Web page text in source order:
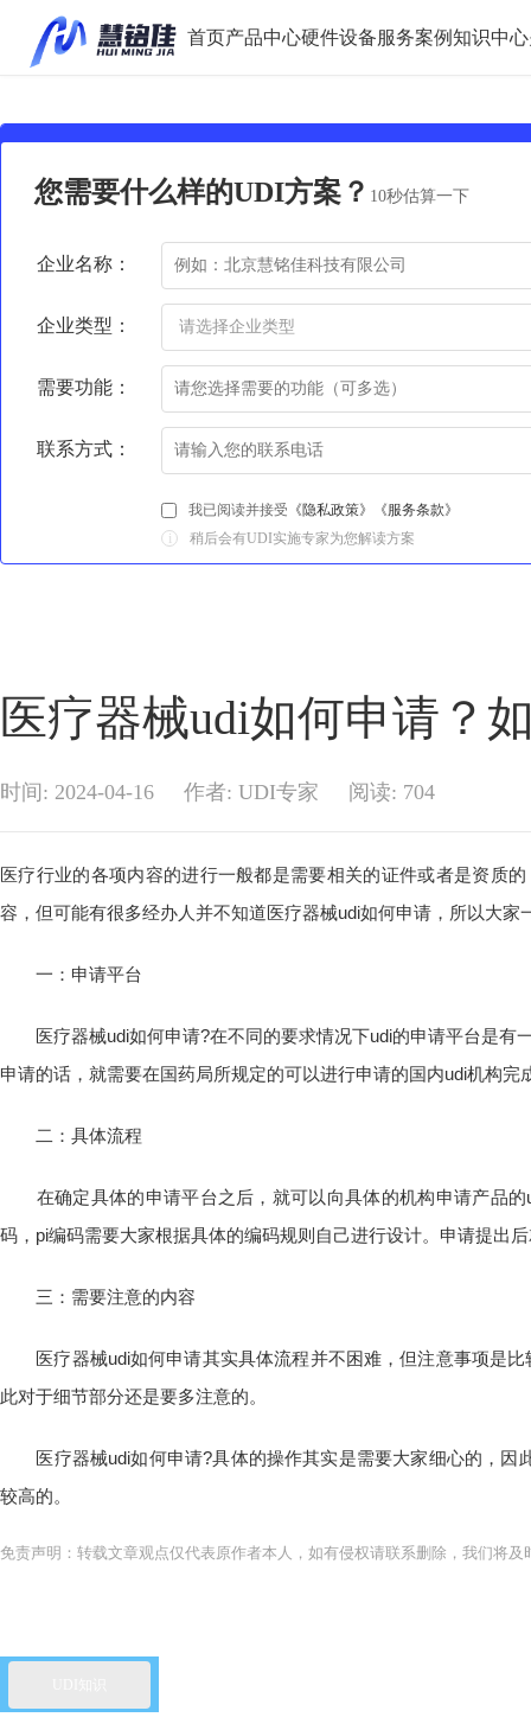
首页产品中心硬件设备服务案例知识中心
您需要什么样的UDI方案？ 10秒估算一下
企业名称：
企业类型：
需要功能：
联系方式：
我已阅读并接受 《隐私政策》
《服务条款》
i
稍后会有UDI实施专家为您解读方案
医疗器械udi如何申请？
时间: 2024-04-16 作者: UDI专家 阅读: 704
医疗行业的各项内容的进行一般都是需要相关的证件或者是资质
容，但可能有很多经办人并不知道医疗器械udi如何申请，所以大
一：申请平台
医疗器械udi如何申请?在不同的要求情况下udi的申请平台是有
申请的话，就需要在国药局所规定的可以进行申请的国内udi机构完
二：具体流程
在确定具体的申请平台之后，就可以向具体的机构申请产品的
码，pi编码需要大家根据具体的编码规则自己进行设计。申请提出
三：需要注意的内容
医疗器械udi如何申请其实具体流程并不困难，但注意事项是比
此对于细节部分还是要多注意的。
医疗器械udi如何申请?具体的操作其实是需要大家细心的，因
较高的。
免责声明：转载文章观点仅代表原作者本人，如有侵权请联系删除，我们将及